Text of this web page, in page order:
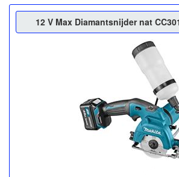
12 V Max Diamantsnijder nat